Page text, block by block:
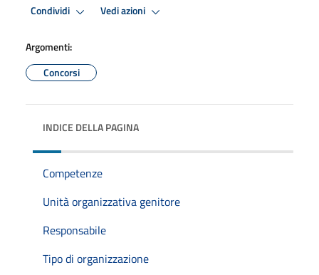
Condividi Vedi azioni
Argomenti:
Concorsi
INDICE DELLA PAGINA
Competenze
Unità organizzativa genitore
Responsabile
Tipo di organizzazione